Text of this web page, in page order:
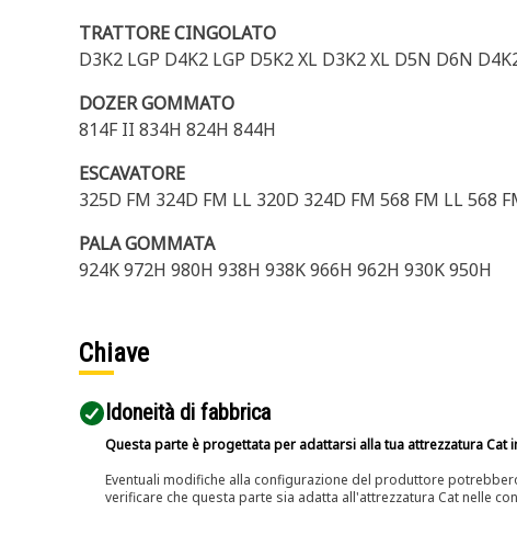
TRATTORE CINGOLATO
D3K2 LGP D4K2 LGP D5K2 XL D3K2 XL D5N D6N
DOZER GOMMATO
814F II 834H 824H 844H
ESCAVATORE
325D FM 324D FM LL 320D 324D FM 568 FM LL 568
PALA GOMMATA
924K 972H 980H 938H 938K 966H 962H 930K 950H
Chiave
Idoneità di fabbrica
Questa parte è progettata per adattarsi alla tua attrezzatura
Eventuali modifiche alla configurazione del produttore
verificare che questa parte sia adatta all'attrezzatura Cat nelle